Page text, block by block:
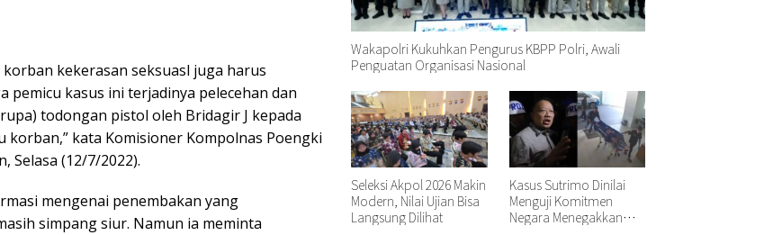
kekerasan seksuasl juga harus
pemicu kasus ini terjadinya pelecehan dan
todongan pistol oleh Bridagir J kepada
korban,” kata Komisioner Kompolnas Poengki
Selasa (12/7/2022).
mengenai penembakan yang
simpang siur. Namun ia meminta
Wakapolri Kukuhkan Pengurus KBPP Polri, Awali
Penguatan Organisasi Nasional
Seleksi Akpol 2026 Makin
Modern, Nilai Ujian Bisa
Langsung Dilihat
Kasus Sutrimo Dinilai
Menguji Komitmen
Negara Menegakkan